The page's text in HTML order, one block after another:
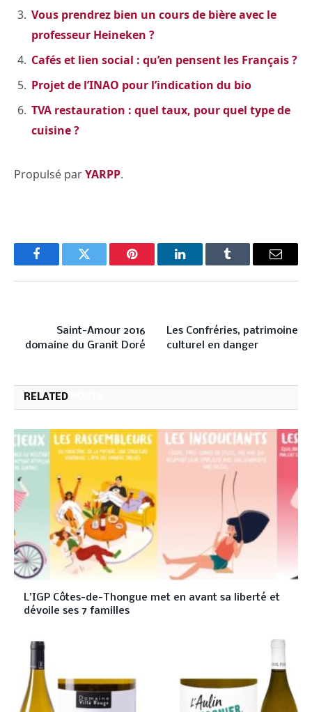
Vous prendrez bien un cours de bière avec le
professeur Heineken ?
Cafés et lien social : qu’en pensent les Français ?
Projet de l’INAO pour l’indication du bio
TVA restauration : quel taux, pour quel type de
cuisine ?
Propulsé parYARPP.
FacebookTwitter Pinterest LinkedInTumblr Email
Saint-Amour 2016
domaine du Granit Doré
Les Confréries, patrimoine
culturel en danger
RELATED
L’IGP Côtes-de-Thongue met en avant sa liberté et
dévoile ses 7 familles